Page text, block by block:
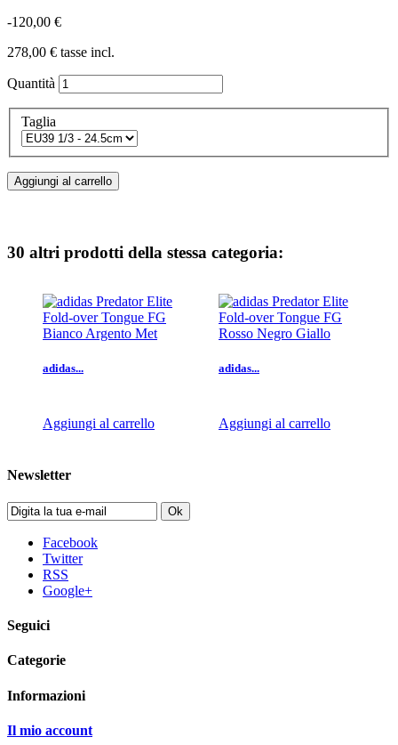
-120,00 €
278,00 € tasse incl.
Quantità
Taglia
Aggiungi al carrello
30 altri prodotti della stessa categoria:
adidas...
Aggiungi al carrello
adidas...
Aggiungi al carrello
Newsletter
Ok
Facebook
Twitter
RSS
Google+
Seguici
Categorie
Informazioni
Il mio account